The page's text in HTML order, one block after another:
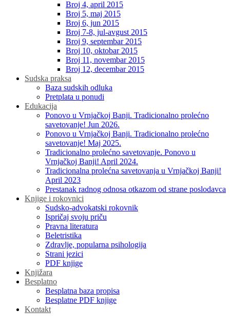
Broj 4, april 2015
Broj 5, maj 2015
Broj 6, jun 2015
Broj 7-8, jul-avgust 2015
Broj 9, septembar 2015
Broj 10, oktobar 2015
Broj 11, novembar 2015
Broj 12, decembar 2015
Sudska praksa
Baza sudskih odluka
Pretplata u ponudi
Edukacija
Ponovo u Vrnjačkoj Banji. Tradicionalno prolećno
savetovanje! Jun 2026.
Ponovo u Vrnjačkoj Banji. Tradicionalno prolećno
savetovanje! Maj 2025.
Tradicionalno prolećno savetovanje. Ponovo u
Vrnjačkoj Banji! April 2024.
Tradicionalna prolećna savetovanja u Vrnjačkoj Banji!
April 2023
Prestanak radnog odnosa otkazom od strane poslodavca
Knjige i rokovnici
Sudsko-advokatski rokovnik
Ispričaj svoju priču
Pravna literatura
Beletristika
Zdravlje, popularna psihologija
Strani jezici
PDF knjige
Knjižara
Besplatno
Besplatna baza propisa
Besplatne PDF knjige
Kontakt